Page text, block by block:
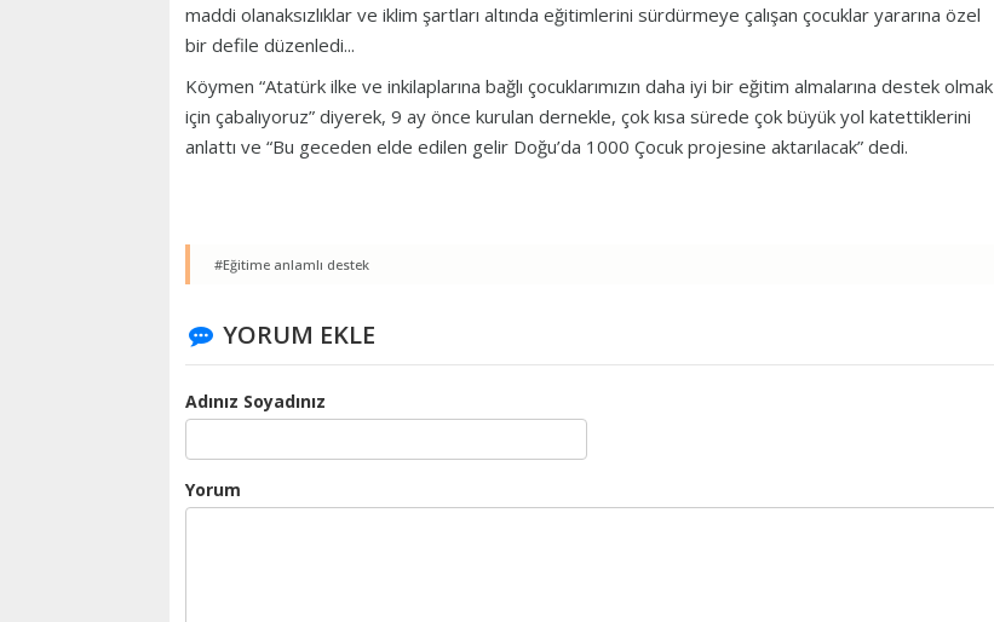
maddi olanaksızlıklar ve iklim şartları altında eğitimlerini sürdürmeye çalışan çocuklar yararına özel
bir defile düzenledi...
Köymen “Atatürk ilke ve inkilaplarına bağlı çocuklarımızın daha iyi bir eğitim almalarına destek olmak
için çabalıyoruz” diyerek, 9 ay önce kurulan dernekle, çok kısa sürede çok büyük yol katettiklerini
anlattı ve “Bu geceden elde edilen gelir Doğu’da 1000 Çocuk projesine aktarılacak” dedi.
#Eğitime anlamlı destek
YORUM EKLE
Adınız Soyadınız
Yorum